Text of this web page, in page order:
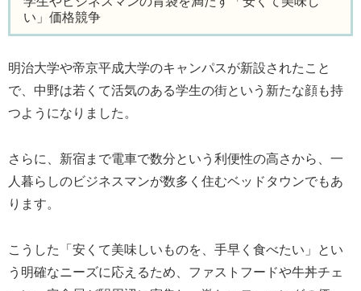
い」価格競争
明治大学や帝京平成大学のキャンパスが新設されたこと
で、中野は若くて活気のある学生の街という新たな顔も持
つようになりました。
さらに、新宿まで電車で数分という利便性の高さから、一
人暮らしのビジネスマンが数多く住むベッドタウンでもあ
ります。
こうした「安くて美味しいものを、手早く食べたい」とい
う明確なニーズに応えるため、ファストフードや牛丼チェ